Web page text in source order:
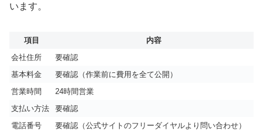
います。
項目
内容
会社住所
要確認
基本料金
要確認（作業前に費用を全て公開）
営業時間
24時間営業
支払い方法
要確認
電話番号
要確認（公式サイトのフリーダイヤルより問い合わせ）